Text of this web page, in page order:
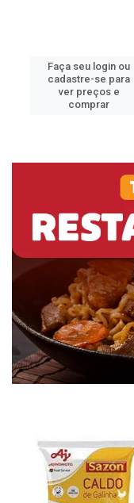
Faça seu login ou
cadastre-se para
ver preços e
comprar